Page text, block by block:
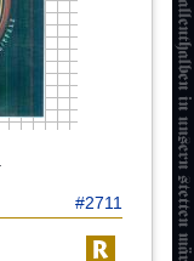
#2711